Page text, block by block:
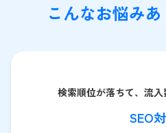
こんなお悩み
検索順位が落ちて、流
SEO